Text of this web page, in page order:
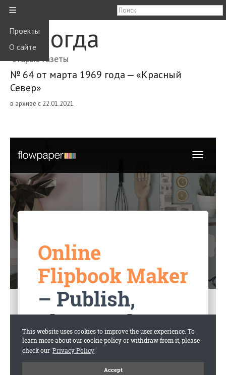
≡
Проекты
О сайте
Вологда
старые газеты
№ 64 от марта 1969 года — «Красный
Север»
в архиве с 22.01.2021